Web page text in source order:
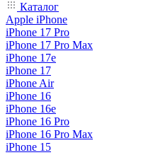
Каталог
Apple iPhone
iPhone 17 Pro
iPhone 17 Pro Max
iPhone 17e
iPhone 17
iPhone Air
iPhone 16
iPhone 16e
iPhone 16 Pro
iPhone 16 Pro Max
iPhone 15